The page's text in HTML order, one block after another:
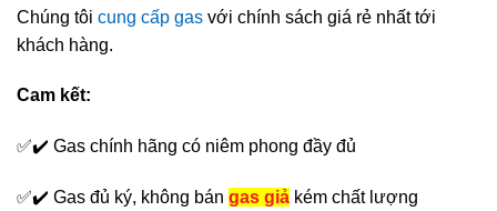
Chúng tôi cung cấp gas với chính sách giá rẻ nhất tới
khách hàng.
Cam kết:
✅✔️ Gas chính hãng có niêm phong đầy đủ
✅✔️ Gas đủ ký, không bán gas giả kém chất lượng